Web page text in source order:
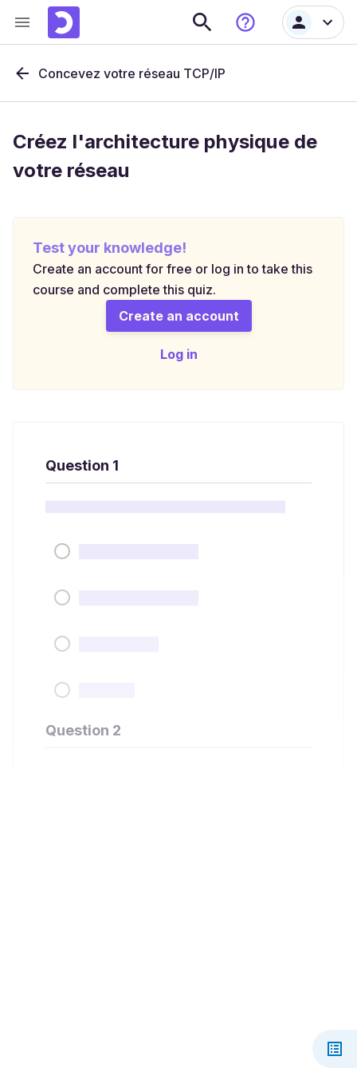
Concevez votre réseau TCP/IP
Créez l'architecture physique de
votre réseau
Test your knowledge!
Create an account for free or log in to take this
course and complete this quiz.
Create an account
Log in
Question 1
Question 2